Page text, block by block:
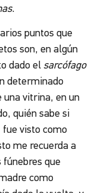
.
puntos que
son, en algún
dado el sarcófago
determinado
vitrina, en un
quién sabe si
fue visto como
me recuerda a
que
como